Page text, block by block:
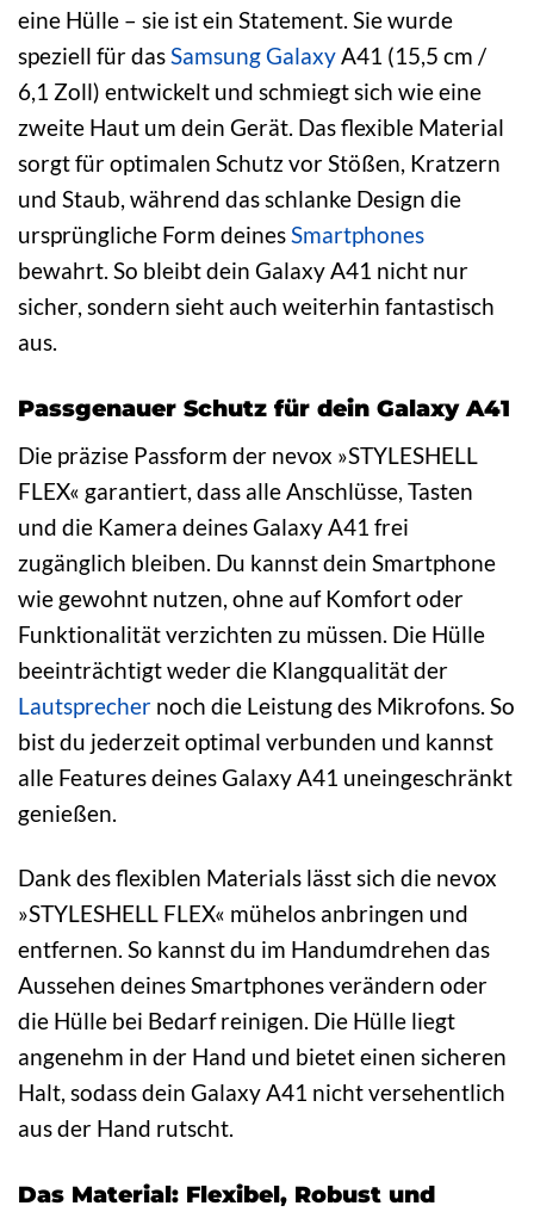
eine Hülle – sie ist ein Statement. Sie wurde
speziell für dasSamsung GalaxyA41 (15,5 cm /
6,1 Zoll) entwickelt und schmiegt sich wie eine
zweite Haut um dein Gerät. Das flexible Material
sorgt für optimalen Schutz vor Stößen, Kratzern
und Staub, während das schlanke Design die
ursprüngliche Form deinesSmartphones
bewahrt. So bleibt dein Galaxy A41 nicht nur
sicher, sondern sieht auch weiterhin fantastisch
aus.
Passgenauer Schutz für dein Galaxy A41
Die präzise Passform der nevox »STYLESHELL
FLEX« garantiert, dass alle Anschlüsse, Tasten
und die Kamera deines Galaxy A41 frei
zugänglich bleiben. Du kannst dein Smartphone
wie gewohnt nutzen, ohne auf Komfort oder
Funktionalität verzichten zu müssen. Die Hülle
beeinträchtigt weder die Klangqualität der
Lautsprecher noch die Leistung des Mikrofons. So
bist du jederzeit optimal verbunden und kannst
alle Features deines Galaxy A41 uneingeschränkt
genießen.
Dank des flexiblen Materials lässt sich die nevox
»STYLESHELL FLEX« mühelos anbringen und
entfernen. So kannst du im Handumdrehen das
Aussehen deines Smartphones verändern oder
die Hülle bei Bedarf reinigen. Die Hülle liegt
angenehm in der Hand und bietet einen sicheren
Halt, sodass dein Galaxy A41 nicht versehentlich
aus der Hand rutscht.
Das Material: Flexibel, Robust und